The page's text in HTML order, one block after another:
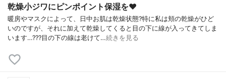
乾燥小ジワにピンポイント保湿を❤️
暖房やマスクによって、日中お肌は乾燥状態?特に私は頬の乾燥がひど
いのですが、それに加えて乾燥してくると目の下に線が入ってきてしま
います…???目の下の線は老けて…続きを見る